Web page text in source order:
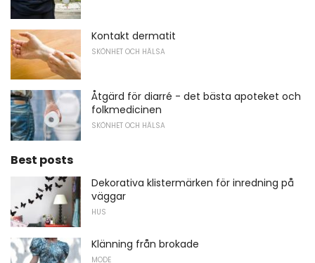
Kontakt dermatit
SKÖNHET OCH HÄLSA
Åtgärd för diarré - det bästa apoteket och
folkmedicinen
SKÖNHET OCH HÄLSA
Best posts
Dekorativa klistermärken för inredning på
väggar
HUS
Klänning från brokade
MODE